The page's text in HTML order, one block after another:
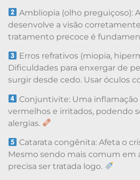
Ambliopia (olho preguiçoso):
desenvolve a visão
tratamento precoce é
Erros refrativos (miopia,
Dificuldades para enxergar de
surgir desde cedo. Usar óculos
Conjuntivite: Uma
vermelhos e irritados, podendo
alergias.
Catarata congênita: Afeta o
Mesmo sendo mais comum em
precisa ser tratada logo.